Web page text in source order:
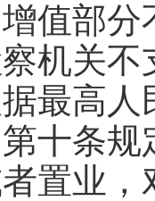
值部分
机关不
高人民
十条
置业，